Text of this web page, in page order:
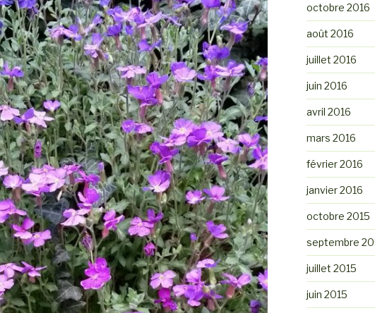
octobre 2016
août 2016
juillet 2016
juin 2016
avril 2016
mars 2016
février 2016
janvier 2016
octobre 2015
septembre
juillet 2015
juin 2015